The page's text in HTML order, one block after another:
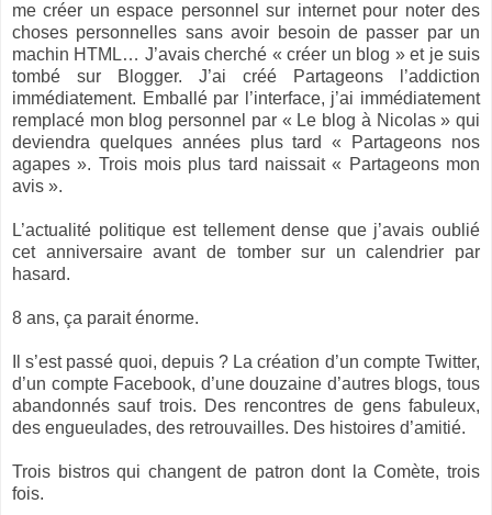
me créer un espace personnel sur internet pour noter des
choses personnelles sans avoir besoin de passer par un
machin HTML… J’avais cherché « créer un blog » et je suis
tombé sur Blogger. J’ai créé Partageons l’addiction
immédiatement. Emballé par l’interface, j’ai immédiatement
remplacé mon blog personnel par « Le blog à Nicolas » qui
deviendra quelques années plus tard « Partageons nos
agapes ». Trois mois plus tard naissait « Partageons mon
avis ».
L’actualité politique est tellement dense que j’avais oublié
cet anniversaire avant de tomber sur un calendrier par
hasard.
8 ans, ça parait énorme.
Il s’est passé quoi, depuis ? La création d’un compte Twitter,
d’un compte Facebook, d’une douzaine d’autres blogs, tous
abandonnés sauf trois. Des rencontres de gens fabuleux,
des engueulades, des retrouvailles. Des histoires d’amitié.
Trois bistros qui changent de patron dont la Comète, trois
fois.